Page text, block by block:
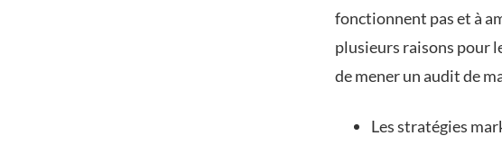
fonctionnent pas et à
plusieurs raisons pour
de mener un audit de
Les stratégies